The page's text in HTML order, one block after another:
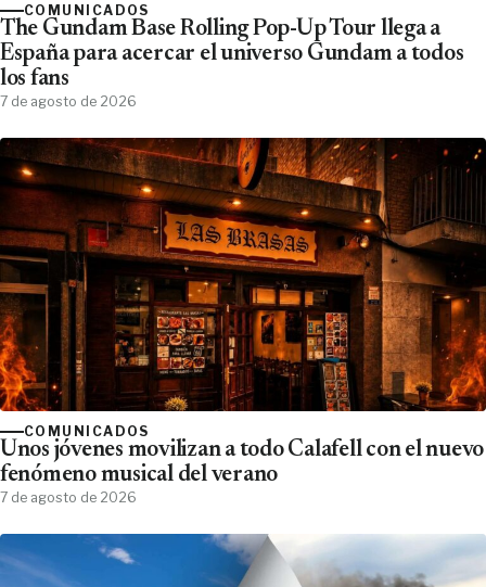
COMUNICADOS
The Gundam Base Rolling Pop-Up Tour llega a
España para acercar el universo Gundam a todos
los fans
7 de agosto de 2026
COMUNICADOS
Unos jóvenes movilizan a todo Calafell con el nuevo
fenómeno musical del verano
7 de agosto de 2026